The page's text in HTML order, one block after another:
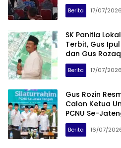
Berita 17/07/2026
SK Panitia
Terbit, Gus
dan Gus
Berita 17/07/2026
Gus Rozin
Calon Ketua
PCNU Se-
Berita 16/07/